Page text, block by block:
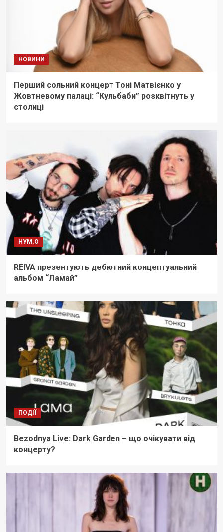
НОВИНИ
Перший сольний концерт Тоні Матвієнко у
Жовтневому палаці: “Кульбаби” розквітнуть у
столиці
НУМ.О
REIVA презентують дебютний концептуальний
альбом “Ламай”
ПОДІЇ
Bezodnya Live: Dark Garden – що очікувати від
концерту?